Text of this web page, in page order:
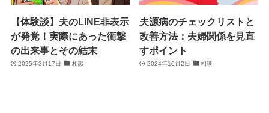
【体験談】夫のLINE非表示
が発覚！実際にあった衝撃
の出来事とその結末
2025年3月17日 相談
夫源病のチェックリストと
改善方法：夫婦関係を見直
すポイント
2024年10月2日 相談